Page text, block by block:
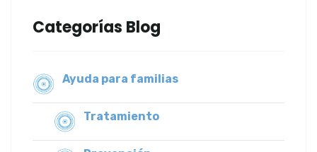
Categorías Blog
Ayuda para familias
Tratamiento